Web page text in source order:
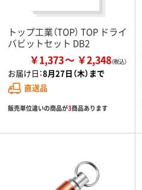
トップ工業（TOP） TOP ドライ
バビットセット DB2
￥1,373 ￥2,348
お届け日：8月27日（木）まで
直送品
販売単位違いの商品が3商品あります